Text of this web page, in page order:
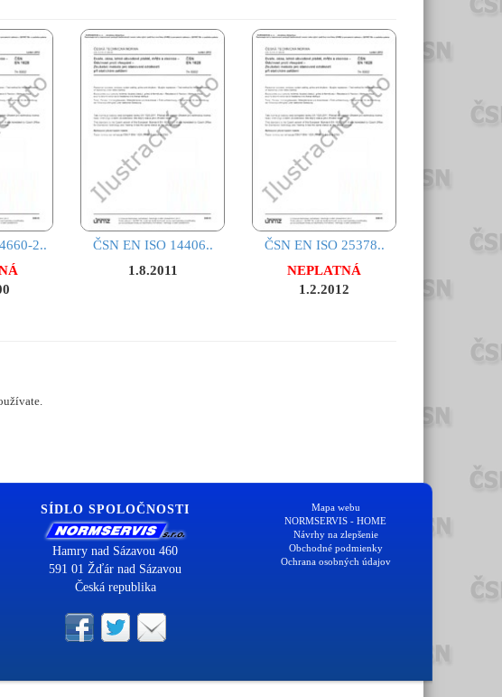
2..
ČSN EN ISO 14406..
1.8.2011
ČSN EN ISO 25378..
NEPLATNÁ
1.2.2012
SÍDLO SPOLOČNOSTI
Hamry nad Sázavou 460
591 01 Žďár nad Sázavou
Česká republika
Mapa webu
NORMSERVIS - HOME
Návrhy na zlepšenie
Obchodné podmienky
Ochrana osobných údajov